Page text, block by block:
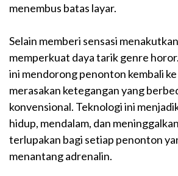
menembus batas layar.
Selain memberi sensasi
memperkuat daya tarik genre
ini mendorong penonton kembali
merasakan ketegangan yang
konvensional. Teknologi ini
hidup, mendalam, dan
terlupakan bagi setiap penonton
menantang adrenalin.